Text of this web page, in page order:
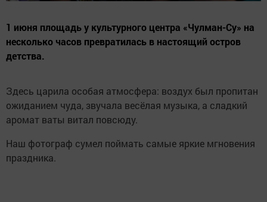
1 июня площадь у культурного центра «Чулман-Су» на
несколько часов превратилась в настоящий остров
детства.
Здесь царила особая атмосфера: воздух был пропитан
ожиданием чуда, звучала весёлая музыка, а сладкий
аромат ваты витал повсюду.
Наш фотограф сумел поймать самые яркие мгновения
праздника.